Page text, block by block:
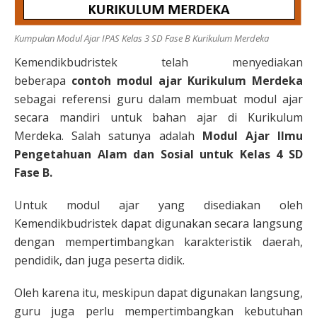
Kumpulan Modul Ajar IPAS Kelas 3 SD Fase B Kurikulum Merdeka
Kemendikbudristek telah menyediakan
beberapa contoh modul ajar Kurikulum Merdeka
sebagai referensi guru dalam membuat modul ajar
secara mandiri untuk bahan ajar di Kurikulum
Merdeka. Salah satunya adalah Modul Ajar Ilmu
Pengetahuan Alam dan Sosial untuk Kelas 4 SD
Fase B.
Untuk modul ajar yang disediakan oleh
Kemendikbudristek dapat digunakan secara langsung
dengan mempertimbangkan karakteristik daerah,
pendidik, dan juga peserta didik.
Oleh karena itu, meskipun dapat digunakan langsung,
guru juga perlu mempertimbangkan kebutuhan